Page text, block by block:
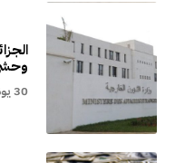
30 يونيو 2023، 14:46 مساءً